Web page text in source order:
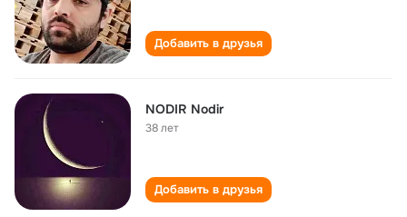
Добавить в друзья
NODIR Nodir
38 лет
Добавить в друзья